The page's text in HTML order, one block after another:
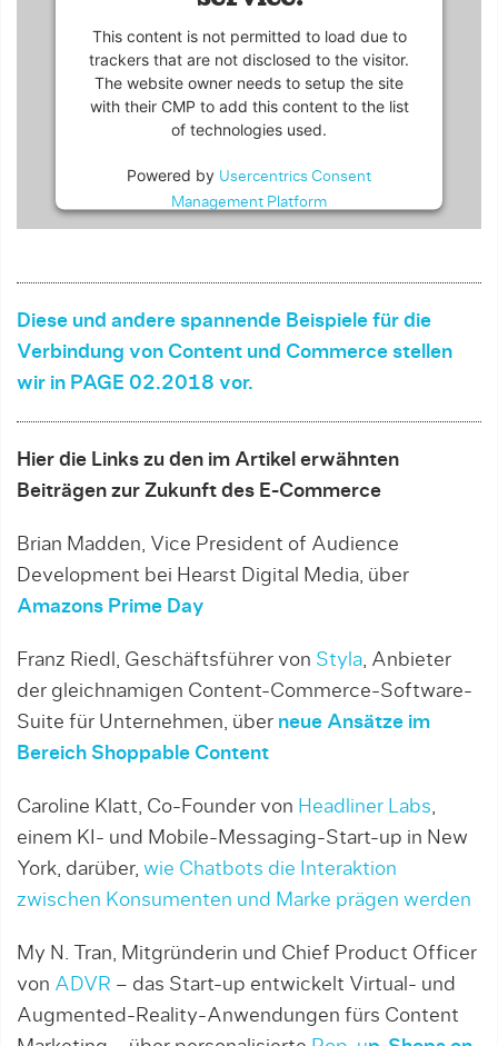
This content is not permitted to load due to
trackers that are not disclosed to the visitor.
The website owner needs to setup the site
with their CMP to add this content to the list
of technologies used.
Powered by Usercentrics Consent
Management Platform
Diese und andere spannende Beispiele für die
Verbindung von Content und Commerce stellen
wir in PAGE 02.2018 vor.
Hier die Links zu den im Artikel erwähnten
Beiträgen zur Zukunft des E-Commerce
Brian Madden, Vice President of Audience
Development bei Hearst Digital Media, über
Amazons Prime Day
Franz Riedl, Geschäftsführer von Styla, Anbieter
der gleichnamigen Content-Commerce-Software-
Suite für Unternehmen, über neue Ansätze im
Bereich Shoppable Content
Caroline Klatt, Co-Founder von Headliner Labs,
einem KI- und Mobile-Messaging-Start-up in New
York, darüber, wie Chatbots die Interaktion
zwischen Konsumenten und Marke prägen werden
My N. Tran, Mitgründerin und Chief Product Officer
von ADVR – das Start-up entwickelt Virtual- und
Augmented-Reality-Anwendungen fürs Content